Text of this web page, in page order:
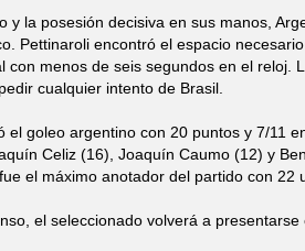
y la posesión decisiva en sus manos,
Pettinaroli encontró el espacio
con menos de seis segundos en el reloj.
cualquier intento de Brasil.
el goleo argentino con 20 puntos y 7/11
Celiz (16), Joaquín Caumo (12) y
el máximo anotador del partido con 22
el seleccionado volverá a